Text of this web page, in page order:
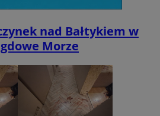
nad Bałtykiem w
Morze